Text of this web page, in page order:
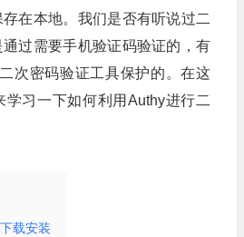
在本地。我们是否有听说过二
过需要手机验证码验证的，有
次密码验证工具保护的。在这
学习一下如何利用Authy进行二
载安装